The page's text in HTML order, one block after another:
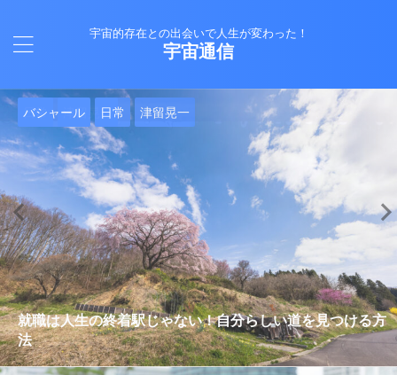
宇宙的存在との出会いで人生が変わった！
宇宙通信
日常 津留晃一
雨の日の恵み：心に降る静かな癒し
バシャール 日常 津留晃一
就職は人生の終着駅じゃない！自分らしい道を見つける方
法
Healy 日常
ヒーリーを買うべきか迷っているあなたへ。実際に使って
みた感想と注意点
バシャール 日常
エネルギーの法則 〜最近どハマりしていました〜
日常
現実を変える
日常
今、ここにいること
Healy 日常 津留晃一
もしかしてだけどHealy（量子波動調整器）のせいなの？
日常
iPad 第10世代買いました
Healy 日常
久し振りにHealy（ヒーリー）量子波動調整器について
日常
大谷さんの通訳、水原さんの解雇に思う